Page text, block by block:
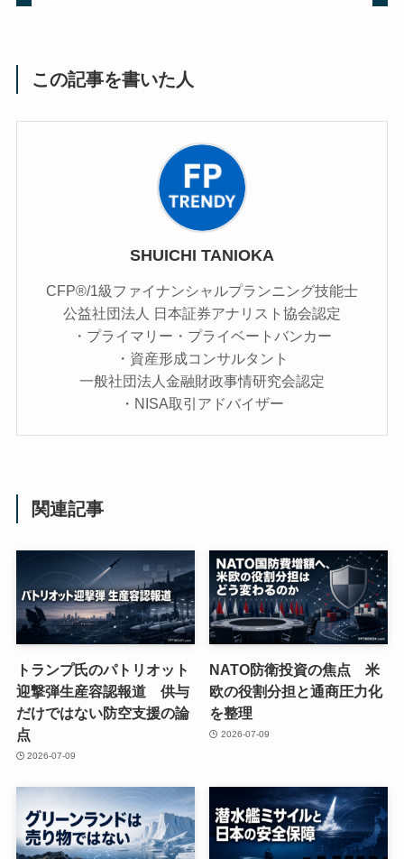
この記事を書いた人
SHUICHI TANIOKA
CFP®/1級ファイナンシャルプランニング技能士
公益社団法人 日本証券アナリスト協会認定
・プライマリー・プライベートバンカー
・資産形成コンサルタント
一般社団法人金融財政事情研究会認定
・NISA取引アドバイザー
関連記事
トランプ氏のパトリオット
迎撃弾生産容認報道 供与
だけではない防空支援の論
点
2026-07-09
NATO防衛投資の焦点 米
欧の役割分担と通商圧力化
を整理
2026-07-09